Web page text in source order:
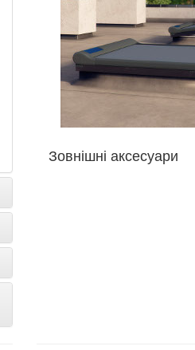
Зовнішні аксесуари